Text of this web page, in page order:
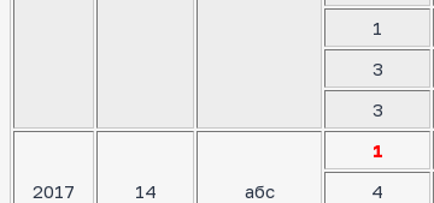
1
3
3
2017 14 абс
1
4